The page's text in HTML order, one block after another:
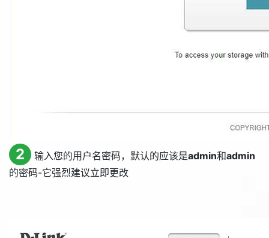
2 输入您的用户名密码，默认的应该是admin和admin
的密码-它强烈建议立即更改